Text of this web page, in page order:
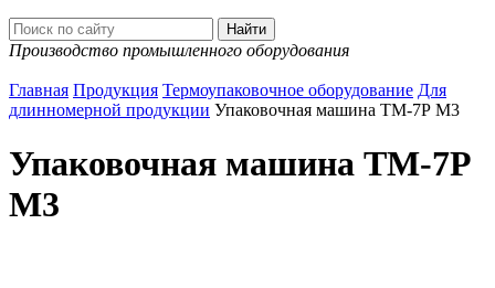
Производство промышленного оборудования
Главная Продукция Термоупаковочное оборудование Для
длинномерной продукции Упаковочная машина ТМ-7Р М3
Упаковочная машина ТМ-7Р
М3